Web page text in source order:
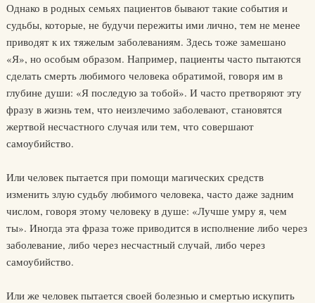
Однако в родных семьях пациентов бывают такие события и
судь­бы, которые, не будучи пережиты ими лично, тем не менее
приводят к их тяжелым заболеваниям. Здесь тоже замешано
«Я», но особым образом. Например, пациенты часто пытаются
сделать смерть люби­мого человека обратимой, говоря им в
глубине души: «Я последую за тобой». И часто претворяют эту
фразу в жизнь тем, что неизлечимо заболевают, становятся
жертвой несчастного случая или тем, что со­вершают
самоубийство.
Или человек пытается при помощи магических средств
изменить злую судьбу любимого человека, часто даже задним
числом, говоря этому человеку в душе: «Лучше умру я, чем
ты». Иногда эта фраза тоже приводится в исполнение либо через
заболевание, либо через несча­стный случай, либо через
самоубийство.
Или же человек пытается своей болезнью и смертью искупить